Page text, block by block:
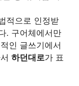
적으로 인정받
. 구어체에서만
인 글쓰기에서
하던대로가 표